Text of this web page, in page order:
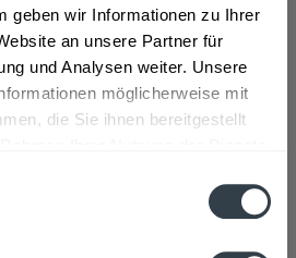
geben wir Informationen zu Ihrer
an unsere Partner für
und Analysen weiter. Unsere
möglicherweise mit
die Sie ihnen bereitgestellt